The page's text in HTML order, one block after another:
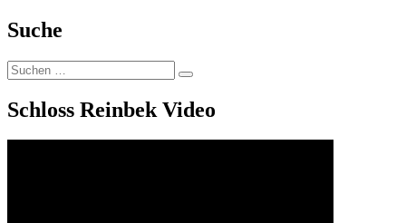
Suche
Suchen
nach:
Suchen
Schloss Reinbek Video